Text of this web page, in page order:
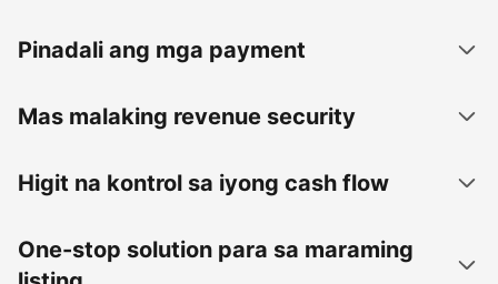
Pinadali ang mga payment
Mas malaking revenue security
Higit na kontrol sa iyong cash flow
One-stop solution para sa maraming